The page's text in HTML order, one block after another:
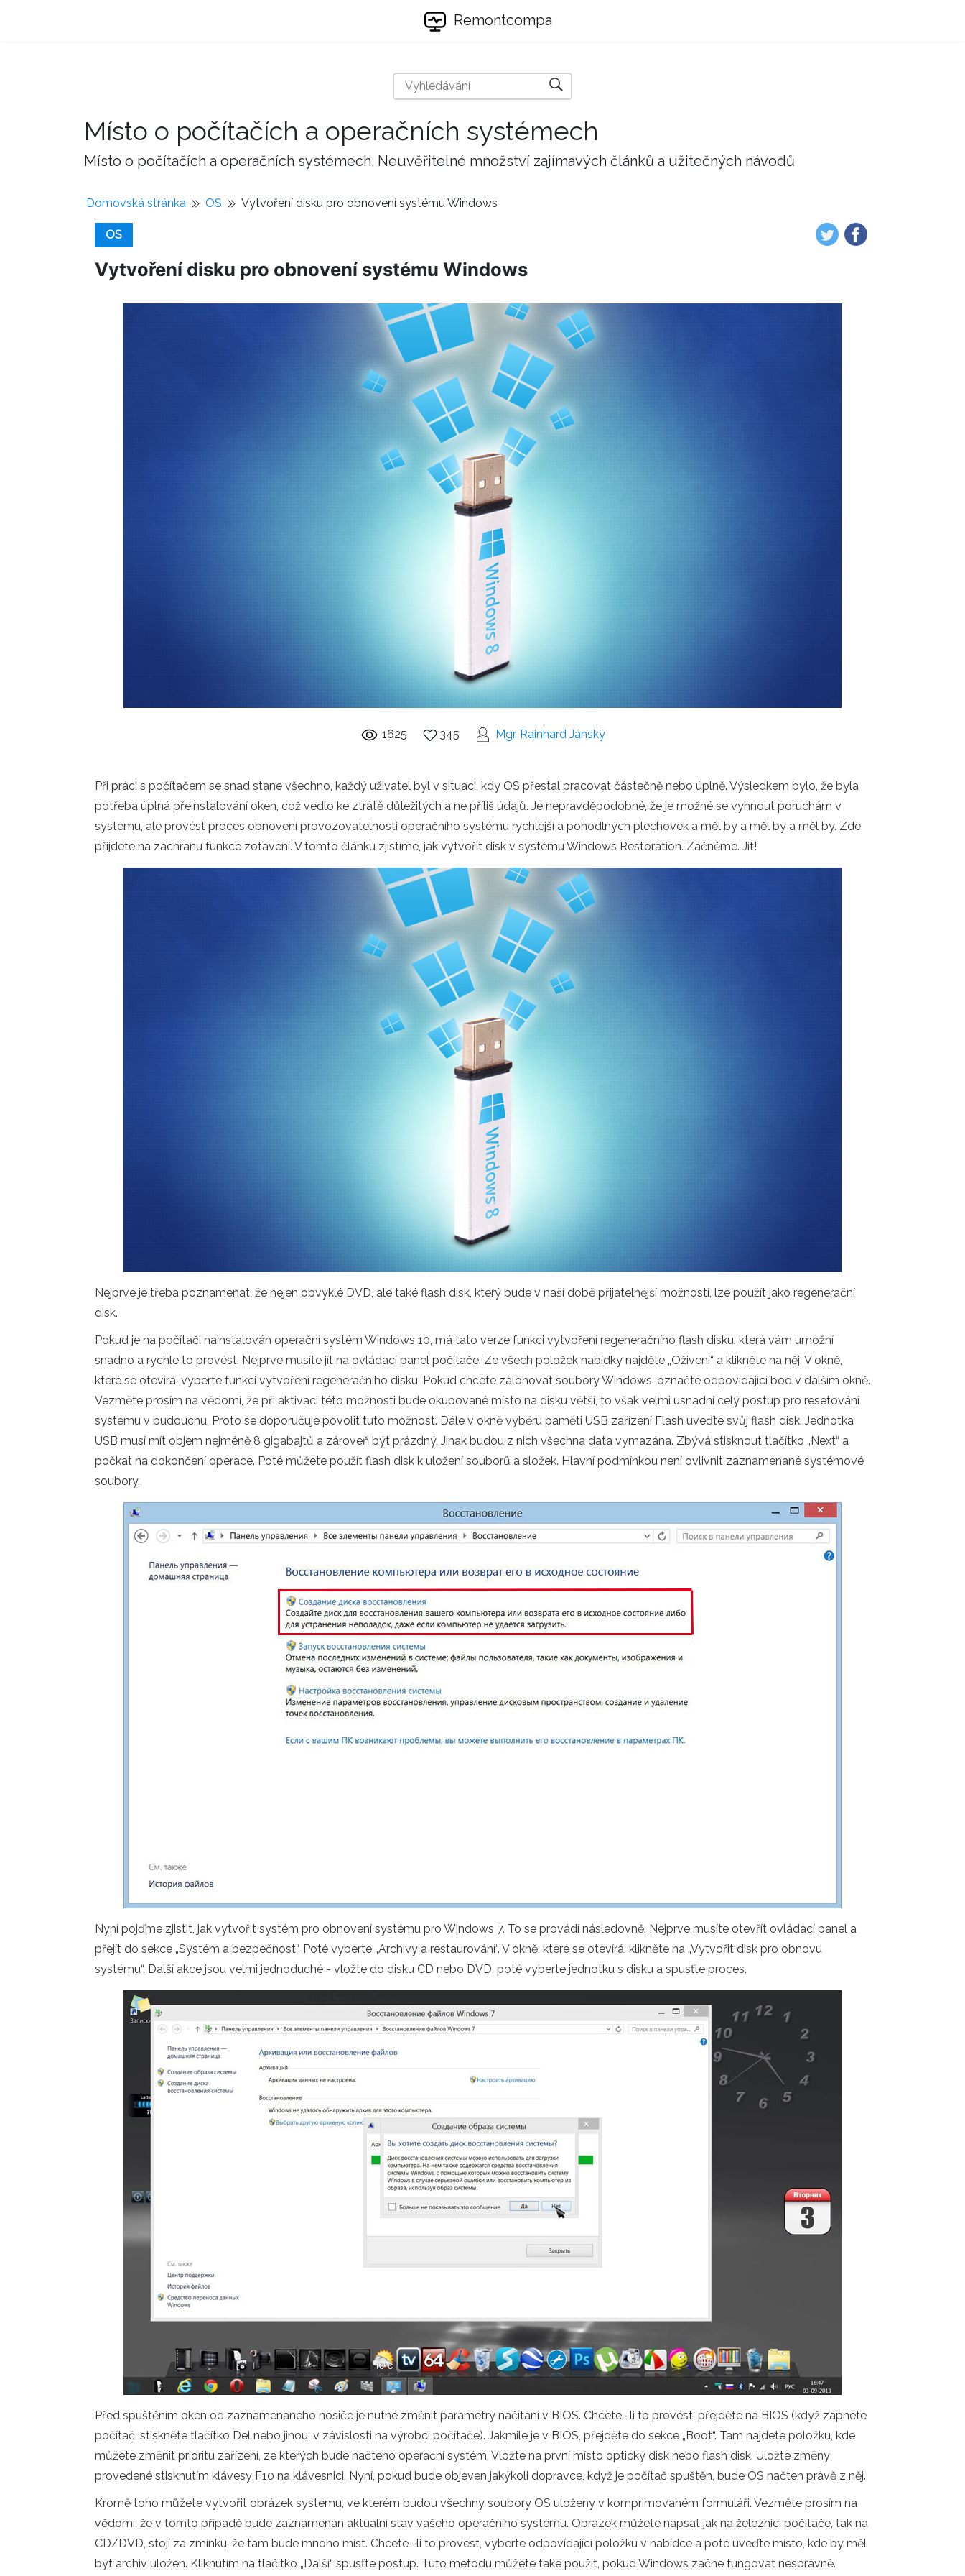
Remontcompa
Místo o počítačích a operačních systémech
Místo o počítačích a operačních systémech. Neuvěřitelné množství zajímavých článků a užitečných návodů
Domovská stránka OS Vytvoření disku pro obnovení systému Windows
OS
Vytvoření disku pro obnovení systému Windows
1625 345 Mgr. Rainhard Jánský
Při práci s počítačem se snad stane všechno, každý uživatel byl v situaci, kdy OS přestal pracovat částečně nebo úplně. Výsledkem bylo, že byla
potřeba úplná přeinstalování oken, což vedlo ke ztrátě důležitých a ne příliš údajů. Je nepravděpodobné, že je možné se vyhnout poruchám v
systému, ale provést proces obnovení provozovatelnosti operačního systému rychlejší a pohodlných plechovek a měl by a měl by a měl by. Zde
přijdete na záchranu funkce zotavení. V tomto článku zjistíme, jak vytvořit disk v systému Windows Restoration. Začněme. Jít!
Nejprve je třeba poznamenat, že nejen obvyklé DVD, ale také flash disk, který bude v naší době přijatelnější možností, lze použít jako regenerační
disk.
Pokud je na počítači nainstalován operační systém Windows 10, má tato verze funkci vytvoření regeneračního flash disku, která vám umožní
snadno a rychle to provést. Nejprve musíte jít na ovládací panel počítače. Ze všech položek nabídky najděte „Oživení“ a klikněte na něj. V okně,
které se otevírá, vyberte funkci vytvoření regeneračního disku. Pokud chcete zálohovat soubory Windows, označte odpovídající bod v dalším okně.
Vezměte prosím na vědomí, že při aktivaci této možnosti bude okupované místo na disku větší, to však velmi usnadní celý postup pro resetování
systému v budoucnu. Proto se doporučuje povolit tuto možnost. Dále v okně výběru paměti USB zařízení Flash uveďte svůj flash disk. Jednotka
USB musí mít objem nejméně 8 gigabajtů a zároveň být prázdný. Jinak budou z nich všechna data vymazána. Zbývá stisknout tlačítko „Next“ a
počkat na dokončení operace. Poté můžete použít flash disk k uložení souborů a složek. Hlavní podmínkou není ovlivnit zaznamenané systémové
soubory.
Nyní pojďme zjistit, jak vytvořit systém pro obnovení systému pro Windows 7. To se provádí následovně. Nejprve musíte otevřít ovládací panel a
přejít do sekce „Systém a bezpečnost“. Poté vyberte „Archivy a restaurování“. V okně, které se otevírá, klikněte na „Vytvořit disk pro obnovu
systému“. Další akce jsou velmi jednoduché - vložte do disku CD nebo DVD, poté vyberte jednotku s disku a spusťte proces.
Před spuštěním oken od zaznamenaného nosiče je nutné změnit parametry načítání v BIOS. Chcete -li to provést, přejděte na BIOS (když zapnete
počítač, stiskněte tlačítko Del nebo jinou, v závislosti na výrobci počítače). Jakmile je v BIOS, přejděte do sekce „Boot“. Tam najdete položku, kde
můžete změnit prioritu zařízení, ze kterých bude načteno operační systém. Vložte na první místo optický disk nebo flash disk. Uložte změny
provedené stisknutím klávesy F10 na klávesnici. Nyní, pokud bude objeven jakýkoli dopravce, když je počítač spuštěn, bude OS načten právě z něj.
Kromě toho můžete vytvořit obrázek systému, ve kterém budou všechny soubory OS uloženy v komprimovaném formuláři. Vezměte prosím na
vědomí, že v tomto případě bude zaznamenán aktuální stav vašeho operačního systému. Obrázek můžete napsat jak na železnici počítače, tak na
CD/DVD, stojí za zmínku, že tam bude mnoho míst. Chcete -li to provést, vyberte odpovídající položku v nabídce a poté uveďte místo, kde by měl
být archiv uložen. Kliknutím na tlačítko „Další“ spusťte postup. Tuto metodu můžete také použít, pokud Windows začne fungovat nesprávně.